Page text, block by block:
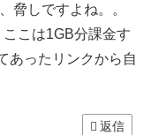
脅しですよね。。
こは1GB分課金す
あったリンクから自
返信